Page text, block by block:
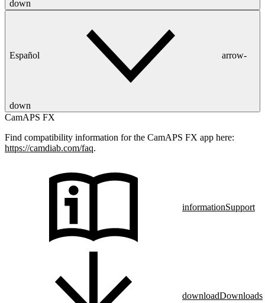
down
Español arrow-
down
CamAPS FX
Find compatibility information for the CamAPS FX app here:
https://camdiab.com/faq.
informationSupport
downloadDownloads